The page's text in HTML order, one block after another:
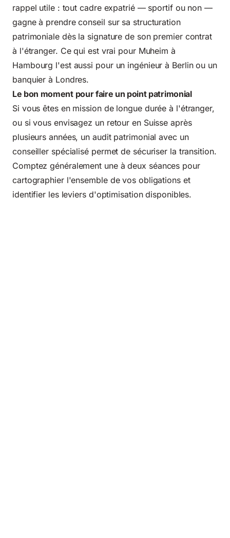
rappel utile : tout cadre expatrié — sportif ou non —
gagne à prendre conseil sur sa structuration
patrimoniale dès la signature de son premier contrat
à l'étranger. Ce qui est vrai pour Muheim à
Hambourg l'est aussi pour un ingénieur à Berlin ou un
banquier à Londres.
Le bon moment pour faire un point patrimonial
Si vous êtes en mission de longue durée à l'étranger,
ou si vous envisagez un retour en Suisse après
plusieurs années, un audit patrimonial avec un
conseiller spécialisé permet de sécuriser la transition.
Comptez généralement une à deux séances pour
cartographier l'ensemble de vos obligations et
identifier les leviers d'optimisation disponibles.